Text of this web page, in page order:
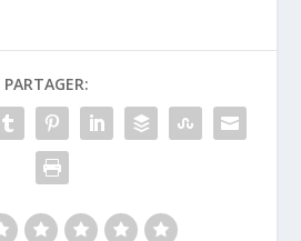
PARTAGER: